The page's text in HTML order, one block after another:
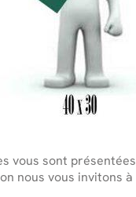
vous sont
nous vous invitons